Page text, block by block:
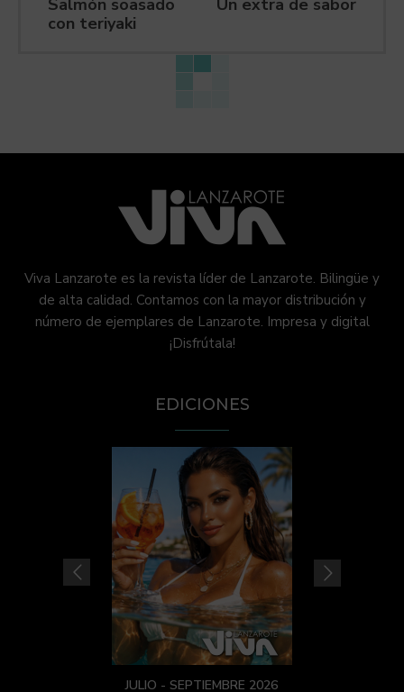
con teriyaki
Viva Lanzarote es la revista líder de Lanzarote. Bilingüe y
de alta calidad. Contamos con la mayor distribución y
número de ejemplares de Lanzarote. Impresa y digital
¡Disfrútala!
EDICIONES
JULIO - SEPTIEMBRE 2026